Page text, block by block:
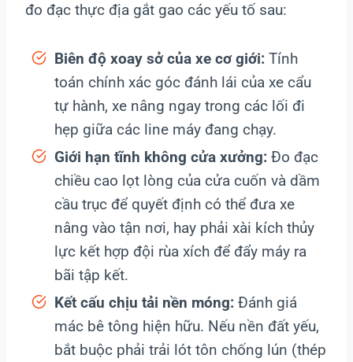
đo đạc thực địa gắt gao các yếu tố sau:
Biên độ xoay sở của xe cơ giới: Tính
toán chính xác góc đánh lái của xe cẩu
tự hành, xe nâng ngay trong các lối đi
hẹp giữa các line máy đang chạy.
Giới hạn tĩnh không cửa xưởng: Đo đạc
chiều cao lọt lòng của cửa cuốn và dầm
cầu trục để quyết định có thể đưa xe
nâng vào tận nơi, hay phải xài kích thủy
lực kết hợp đội rùa xích để đẩy máy ra
bãi tập kết.
Kết cấu chịu tải nền móng: Đánh giá
mác bê tông hiện hữu. Nếu nền đất yếu,
bắt buộc phải trải lót tôn chống lún (thép